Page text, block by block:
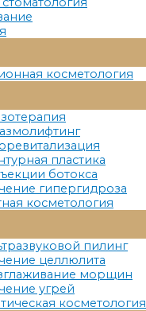
Меню
косметология
Меню
пластика
ботокса
гипергидроза
косметология
Меню
пилинг
целлюлита
морщин
угрей
косметология